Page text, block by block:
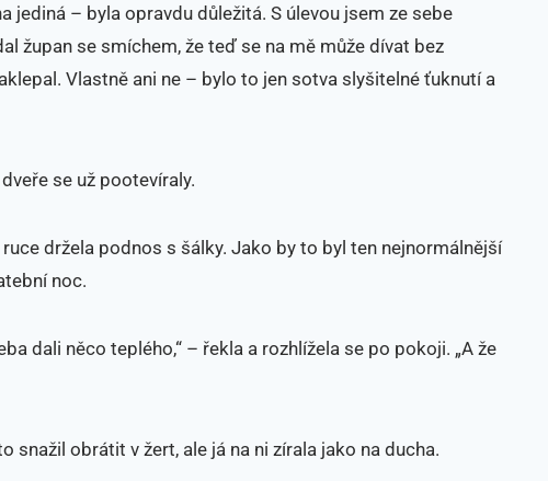
jediná – byla opravdu důležitá. S úlevou jsem ze sebe
župan se smíchem, že teď se na mě může dívat bez
Vlastně ani ne – bylo to jen sotva slyšitelné ťuknutí a
se už pootevíraly.
ruce držela podnos s šálky. Jako by to byl ten nejnormálnější
noc.
dali něco teplého,“ – řekla a rozhlížela se po pokoji. „A že
snažil obrátit v žert, ale já na ni zírala jako na ducha.